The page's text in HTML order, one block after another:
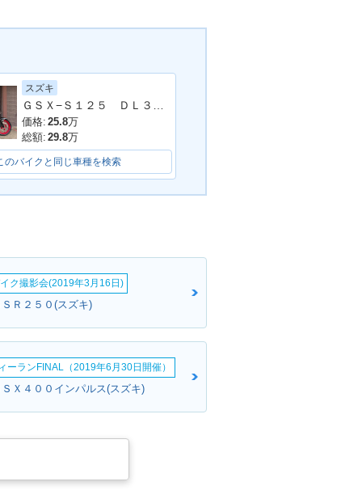
スズキ
価格: 25.8万
総額: 29.8万
のバイクと同じ車種を検索
ク撮影会(2019年3月16日)
Ｒ２５０(スズキ)
ーランFINAL（2019年6月30日開催）
Ｘ４００インパルス(スズキ)